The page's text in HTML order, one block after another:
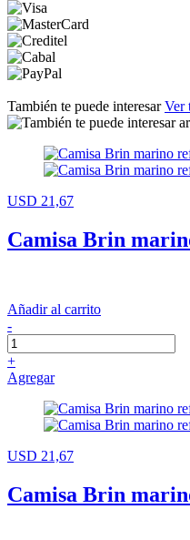
También te puede interesarVer
USD 21,67
Camisa Brin
Añadir al carrito
-
+
Agregar
USD 21,67
Camisa Brin